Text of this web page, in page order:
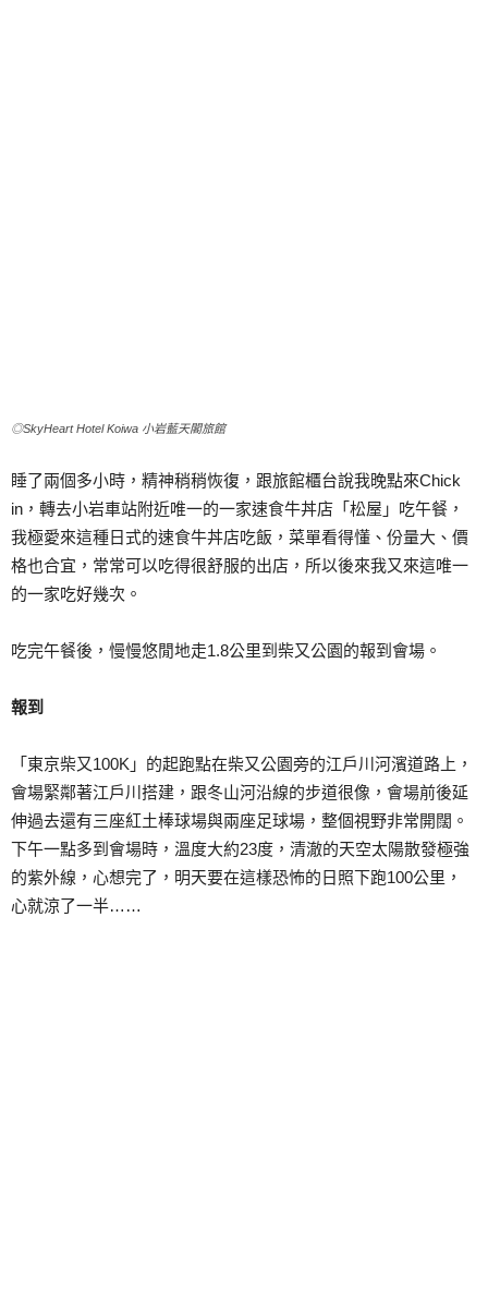
◎SkyHeart Hotel Koiwa 小岩藍天閣旅館
睡了兩個多小時，精神稍稍恢復，跟旅館櫃台說我晚點來Chick
in，轉去小岩車站附近唯一的一家速食牛丼店「松屋」吃午餐，
我極愛來這種日式的速食牛丼店吃飯，菜單看得懂、份量大、價
格也合宜，常常可以吃得很舒服的出店，所以後來我又來這唯一
的一家吃好幾次。
吃完午餐後，慢慢悠閒地走1.8公里到柴又公園的報到會場。
報到
「東京柴又100K」的起跑點在柴又公園旁的江戶川河濱道路上，
會場緊鄰著江戶川搭建，跟冬山河沿線的步道很像，會場前後延
伸過去還有三座紅土棒球場與兩座足球場，整個視野非常開闊。
下午一點多到會場時，溫度大約23度，清澈的天空太陽散發極強
的紫外線，心想完了，明天要在這樣恐怖的日照下跑100公里，
心就涼了一半……